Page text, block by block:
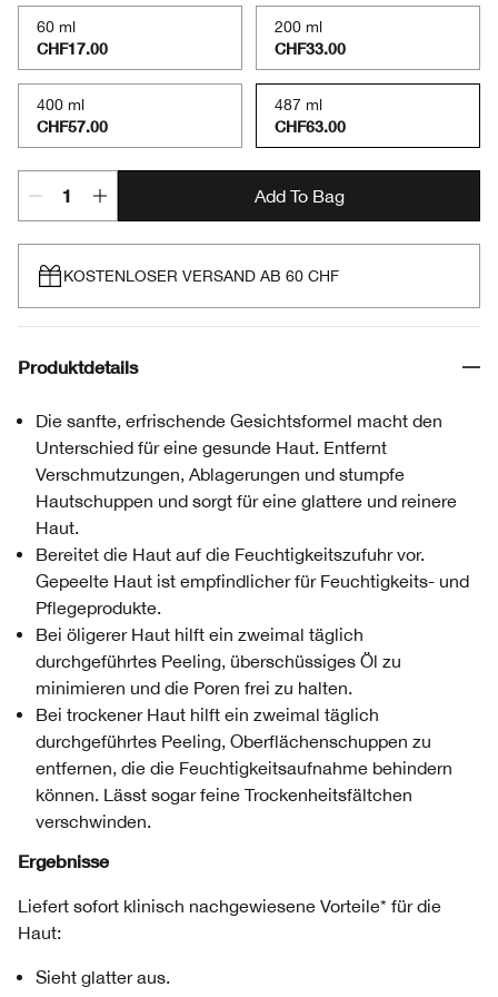
60 ml
CHF17.00
200 ml
CHF33.00
400 ml
CHF57.00
487 ml
CHF63.00
Add To Bag
KOSTENLOSER VERSAND AB 60 CHF
Produktdetails
Die sanfte, erfrischende Gesichtsformel macht den
Unterschied für eine gesunde Haut. Entfernt
Verschmutzungen, Ablagerungen und stumpfe
Hautschuppen und sorgt für eine glattere und reinere
Haut.
Bereitet die Haut auf die Feuchtigkeitszufuhr vor.
Gepeelte Haut ist empfindlicher für Feuchtigkeits- und
Pflegeprodukte.
Bei öligerer Haut hilft ein zweimal täglich
durchgeführtes Peeling, überschüssiges Öl zu
minimieren und die Poren frei zu halten.
Bei trockener Haut hilft ein zweimal täglich
durchgeführtes Peeling, Oberflächenschuppen zu
entfernen, die die Feuchtigkeitsaufnahme behindern
können. Lässt sogar feine Trockenheitsfältchen
verschwinden.
Ergebnisse
Liefert sofort klinisch nachgewiesene Vorteile* für die
Haut:
Sieht glatter aus.